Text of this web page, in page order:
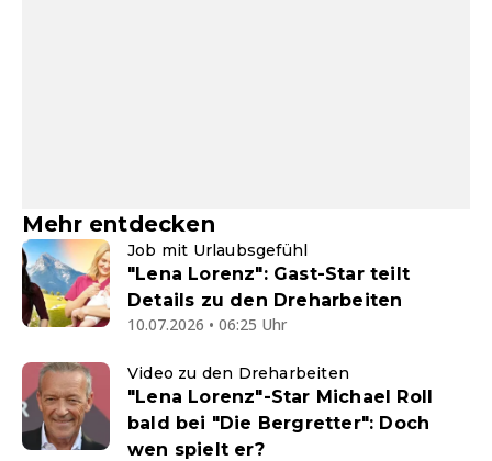
Mehr entdecken
Job mit Urlaubsgefühl
"Lena Lorenz": Gast-Star teilt
Details zu den Dreharbeiten
10.07.2026 • 06:25 Uhr
Video zu den Dreharbeiten
"Lena Lorenz"-Star Michael Roll
bald bei "Die Bergretter": Doch
wen spielt er?